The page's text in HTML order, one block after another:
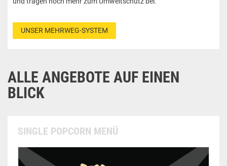
UNSER MEHRWEG-SYSTEM
ALLE ANGEBOTE AUF EINEN
BLICK
SINGLE POPCORN MENÜ